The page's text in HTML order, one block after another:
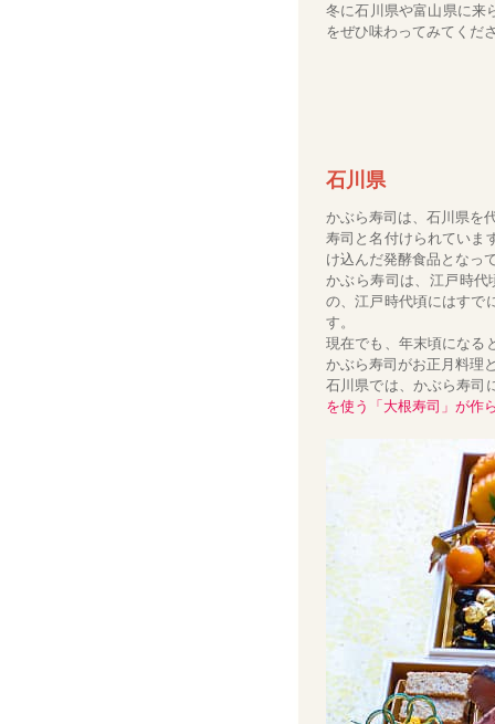
冬に石川県や富山県に来
をぜひ味わってみてくだ
石川県
かぶら寿司は、石川県を
寿司と名付けられていま
け込んだ発酵食品となっ
かぶら寿司は、江戸時
の、江戸時代頃にはすで
す。
現在でも、年末頃になる
かぶら寿司がお正月料理
石川県では、かぶら寿司
を使う「大根寿司」が作